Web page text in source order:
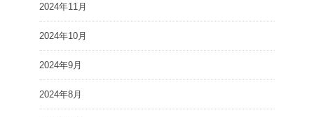
2024年11月
2024年10月
2024年9月
2024年8月